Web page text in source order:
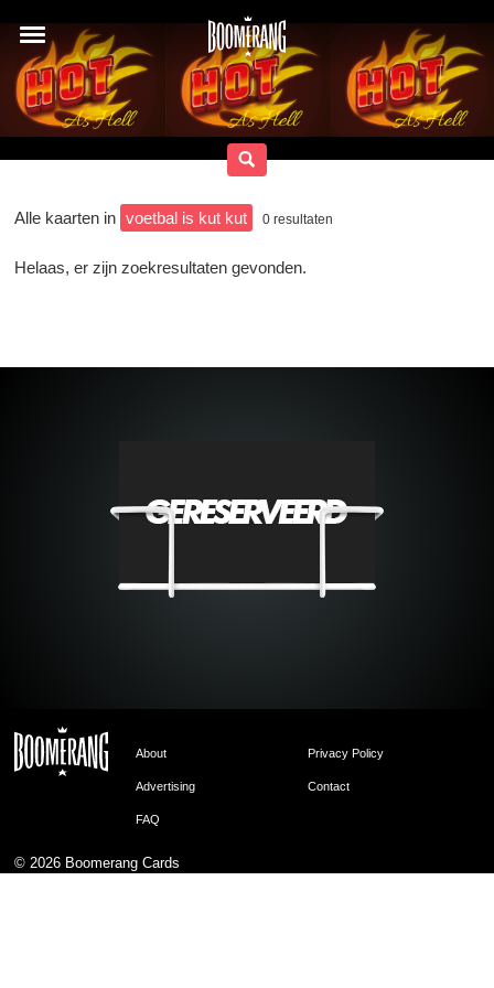
Alle kaarten in voetbal is kut kut 0 resultaten
Helaas, er zijn zoekresultaten gevonden.
About Privacy Policy
Advertising Contact
FAQ
© 2026 Boomerang Cards